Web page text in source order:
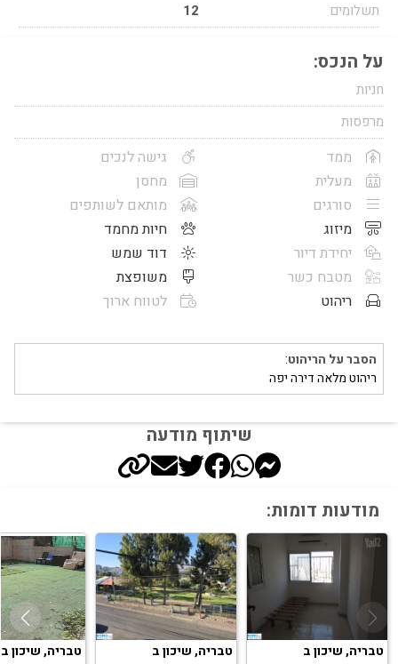
תשלומים
12
על הנכס:
חניות
מרפסות
ממד
מעלית
סורגים
מיזוג
יחידת דיור
מטבח כשר
ריהוט
גישה לנכים
מחסן
מותאם לשותפים
חיות מחמד
דוד שמש
משופצת
לטווח ארוך
הסבר על הריהוט:
ריהוט מלאה דירה יפה
שיתוף מודעה
מודעות דומות:
טבריה, שיכון ב טבריה, שיכון ב טבריה, שיכון ב